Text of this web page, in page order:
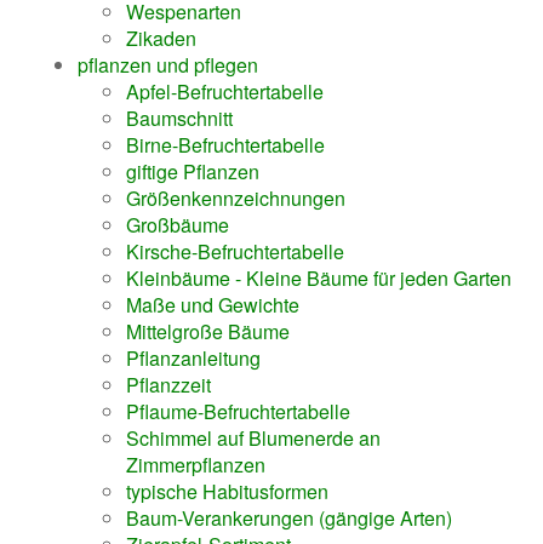
Wespenarten
Zikaden
pflanzen und pflegen
Apfel-Befruchtertabelle
Baumschnitt
Birne-Befruchtertabelle
giftige Pflanzen
Größenkennzeichnungen
Großbäume
Kirsche-Befruchtertabelle
Kleinbäume - Kleine Bäume für jeden Garten
Maße und Gewichte
Mittelgroße Bäume
Pflanzanleitung
Pflanzzeit
Pflaume-Befruchtertabelle
Schimmel auf Blumenerde an
Zimmerpflanzen
typische Habitusformen
Baum-Verankerungen (gängige Arten)